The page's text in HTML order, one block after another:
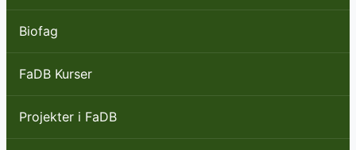
Biofag
FaDB Kurser
Projekter i FaDB